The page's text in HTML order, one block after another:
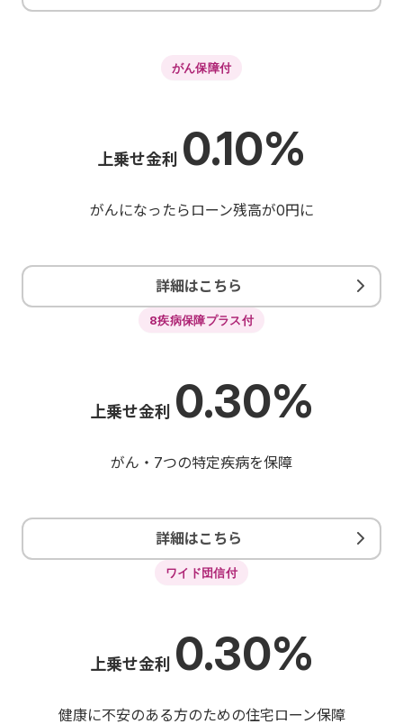
がん保障付
上乗せ金利 0.10%
がんになったらローン残高が0円に
詳細はこちら
8疾病保障プラス付
上乗せ金利 0.30%
がん・7つの特定疾病を保障
詳細はこちら
ワイド団信付
上乗せ金利 0.30%
健康に不安のある方のための住宅ローン保障